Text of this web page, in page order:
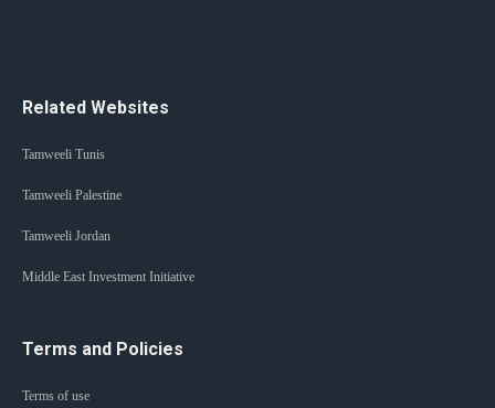
Related Websites
Tamweeli Tunis
Tamweeli Palestine
Tamweeli Jordan
Middle East Investment Initiative
Terms and Policies
Terms of use